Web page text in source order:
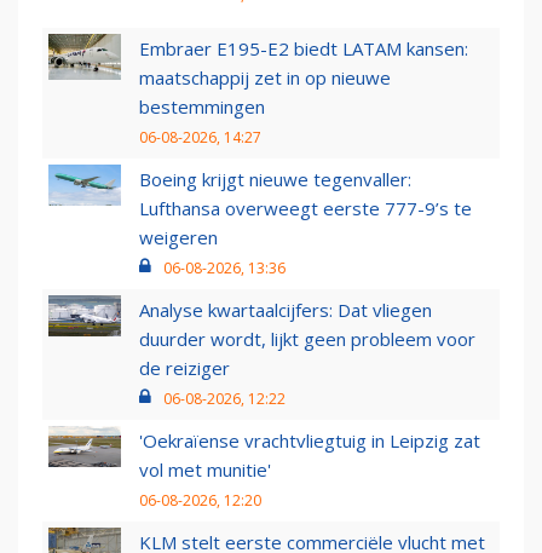
Embraer E195-E2 biedt LATAM kansen:
maatschappij zet in op nieuwe
bestemmingen
06-08-2026, 14:27
Boeing krijgt nieuwe tegenvaller:
Lufthansa overweegt eerste 777-9’s te
weigeren
06-08-2026, 13:36
Analyse kwartaalcijfers: Dat vliegen
duurder wordt, lijkt geen probleem voor
de reiziger
06-08-2026, 12:22
'Oekraïense vrachtvliegtuig in Leipzig zat
vol met munitie'
06-08-2026, 12:20
KLM stelt eerste commerciële vlucht met